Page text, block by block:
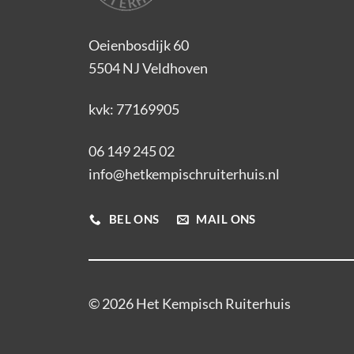
Oeienbosdijk 60
5504 NJ Veldhoven
kvk: 77169905
06 149 245 02
info@hetkempischruiterhuis.nl
BEL ONS MAIL ONS
© 2026 Het Kempisch Ruiterhuis